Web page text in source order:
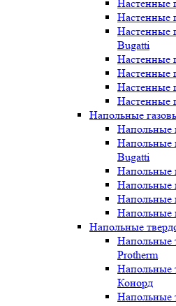
Настенные
Настенные
Настенные
Bugatti
Настенные
Настенные
Настенные
Настенные
Напольные
Напольные
Напольные
Bugatti
Напольные
Напольные
Напольные
Напольные
Напольные
Напольные
Protherm
Напольные
Конорд
Напольные